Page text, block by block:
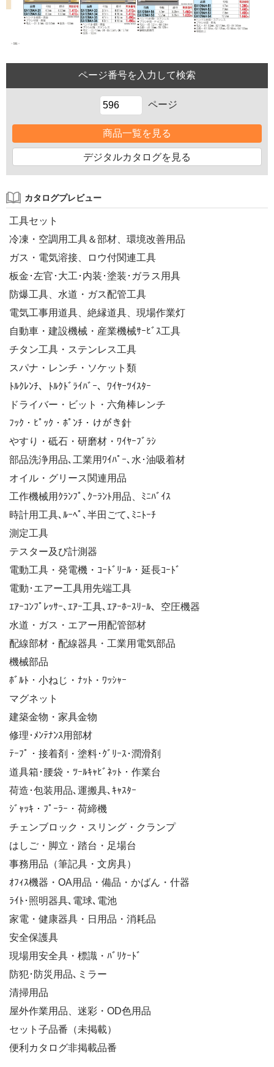
ページ
商品一覧を見る
デジタルカタログを見る
カタログプレビュー
工具セット
冷凍・空調用工具＆部材、環境改善用品
ガス・電気溶接、ロウ付関連工具
板金･左官･大工･内装･塗装･ガラス用具
防爆工具、水道・ガス配管工具
電気工事用道具、絶縁道具、現場作業灯
自動車・建設機械・産業機械ｻｰﾋﾞｽ工具
チタン工具・ステンレス工具
スパナ・レンチ・ソケット類
ﾄﾙｸﾚﾝﾁ、ﾄﾙｸﾄﾞﾗｲﾊﾞｰ、ﾜｲﾔｰﾂｲｽﾀｰ
ドライバー・ビット・六角棒レンチ
ﾌｯｸ・ﾋﾟｯｸ・ﾎﾟﾝﾁ・けがき針
やすり・砥石・研磨材・ﾜｲﾔｰﾌﾞﾗｼ
部品洗浄用品､工業用ﾜｲﾊﾟｰ､水･油吸着材
オイル・グリース関連用品
工作機械用ｸﾗﾝﾌﾟ､ｸｰﾗﾝﾄ用品、ﾐﾆﾊﾞｲｽ
時計用工具､ﾙｰﾍﾟ､半田ごて､ﾐﾆﾄｰﾁ
測定工具
テスター及び計測器
電動工具・発電機・ｺｰﾄﾞﾘｰﾙ・延長ｺｰﾄﾞ
電動･エアー工具用先端工具
ｴｱｰｺﾝﾌﾟﾚｯｻｰ､ｴｱｰ工具､ｴｱｰﾎｰｽﾘｰﾙ、空圧機器
水道・ガス・エアー用配管部材
配線部材・配線器具・工業用電気部品
機械部品
ﾎﾞﾙﾄ・小ねじ・ﾅｯﾄ・ﾜｯｼｬｰ
マグネット
建築金物・家具金物
修理･ﾒﾝﾃﾅﾝｽ用部材
ﾃｰﾌﾟ・接着剤・塗料･ｸﾞﾘｰｽ･潤滑剤
道具箱･腰袋・ﾂｰﾙｷｬﾋﾞﾈｯﾄ・作業台
荷造･包装用品､運搬具､ｷｬｽﾀｰ
ｼﾞｬｯｷ・ﾌﾟｰﾗｰ・荷締機
チェンブロック・スリング・クランプ
はしご・脚立・踏台・足場台
事務用品（筆記具・文房具）
ｵﾌｨｽ機器・OA用品・備品・かばん・什器
ﾗｲﾄ･照明器具､電球､電池
家電・健康器具・日用品・消耗品
安全保護具
現場用安全具・標識・ﾊﾞﾘｹｰﾄﾞ
防犯･防災用品､ミラー
清掃用品
屋外作業用品、迷彩・OD色用品
セット子品番（未掲載）
便利カタログ非掲載品番